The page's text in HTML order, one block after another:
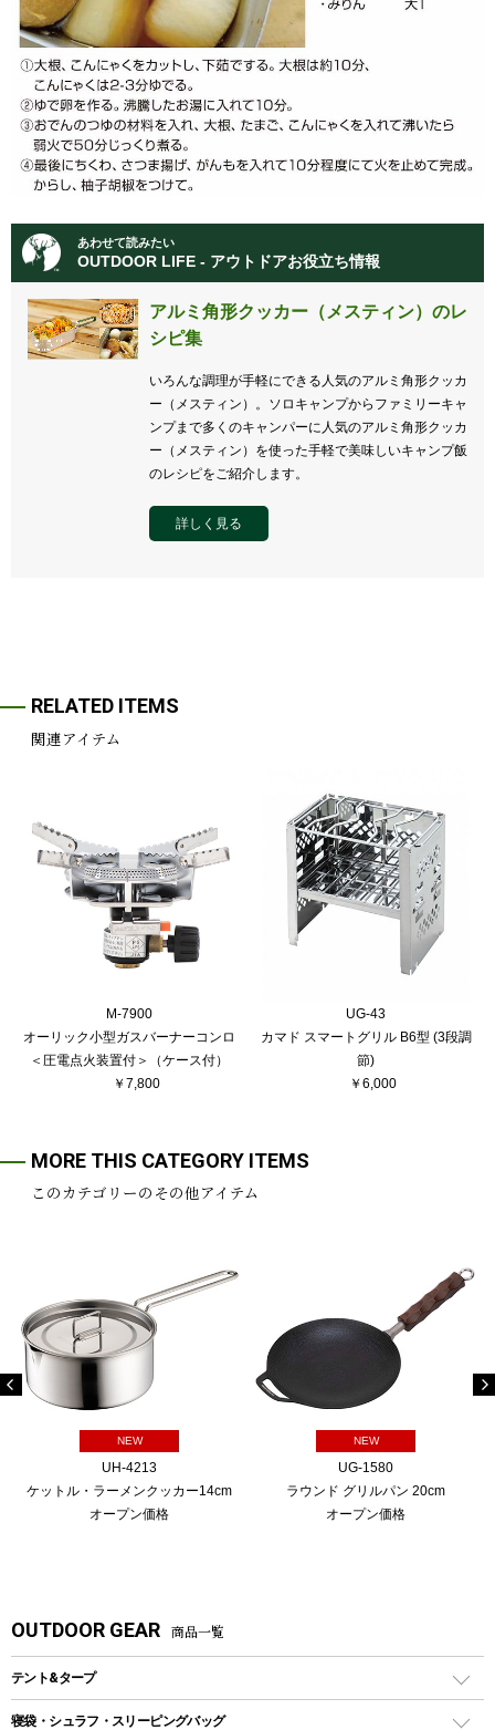
あわせて読みたい
OUTDOOR LIFE - アウトドアお役立ち情報
アルミ角形クッカー（メスティン）のレ
シピ集
いろんな調理が手軽にできる人気のアルミ角形クッカ
ー（メスティン）。ソロキャンプからファミリーキャ
ンプまで多くのキャンパーに人気のアルミ角形クッカ
ー（メスティン）を使った手軽で美味しいキャンプ飯
のレシピをご紹介します。
詳しく見る
RELATED ITEMS
関連アイテム
M-7900
オーリック小型ガスバーナーコンロ
＜圧電点火装置付＞（ケース付）
￥7,800
UG-43
カマド スマートグリル B6型 (3段調
節)
￥6,000
MORE THIS CATEGORY ITEMS
このカテゴリーのその他アイテム
NEW
UH-4213
ケットル・ラーメンクッカー14cm
オープン価格
NEW
UG-1580
ラウンド グリルパン 20cm
オープン価格
OUTDOOR GEAR 商品一覧
テント&タープ
テント
寝袋・シュラフ・スリーピングバッグ